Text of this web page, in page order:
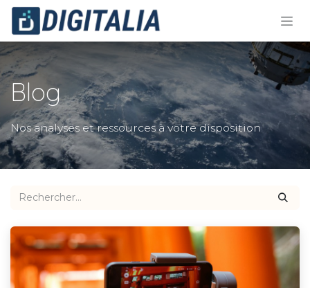
Se rendre au contenu
Blog
Nos analyses et ressources à votre disposition